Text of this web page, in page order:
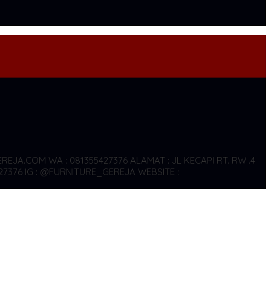
WA : 081355427376 ALAMAT : JL KECAPI RT. RW .4
IG : @FURNITURE_GEREJA WEBSITE :